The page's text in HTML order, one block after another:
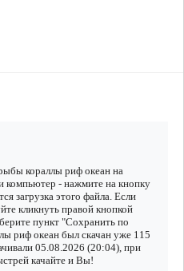
кораллы риф океан на
компьютер - нажмите на кнопку
загрузка этого файла. Если
кликнуть правой кнопкой
пункт "Сохранить по
риф океан был скачан уже 115
05.08.2026 (20:04), при
качайте и Вы!